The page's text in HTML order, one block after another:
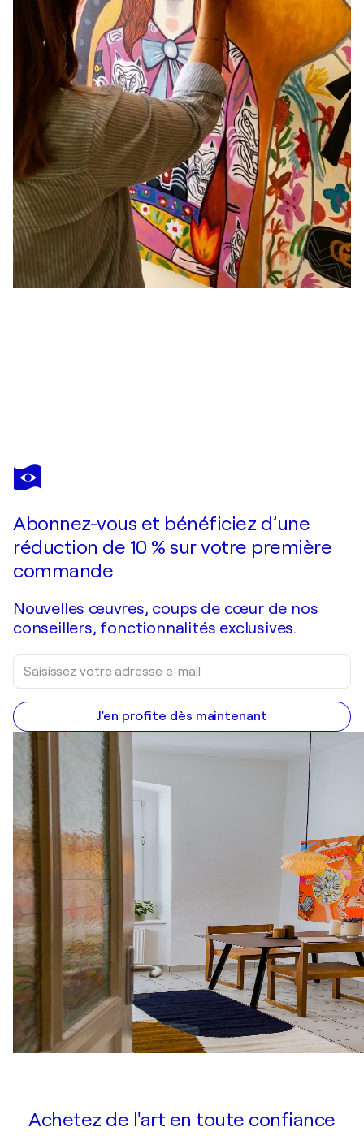
MERCEDES
LAGUNAS
Je passe commande
Abonnez-vous et bénéficiez d’une
réduction de 10 % sur votre première
commande
Nouvelles œuvres, coups de cœur de nos
conseillers, fonctionnalités exclusives.
J'en profite dès maintenant
Achetez de l'art en toute confiance